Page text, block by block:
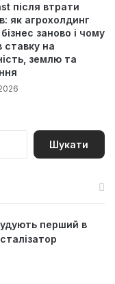
після втрати
як агрохолдинг
бізнес заново і чому
ставку на
землю та
П
перший в